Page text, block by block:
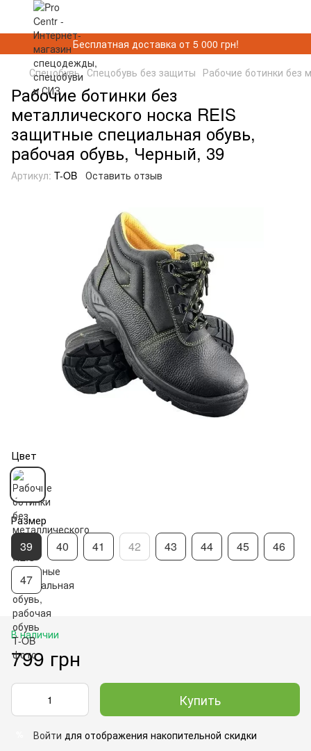
Бесплатная доставка от 5 000 грн!
Спецобувь Спецобувь без защиты Рабочие ботинки без
Рабочие ботинки без
металлического носка REIS
защитные специальная обувь,
рабочая обувь, Черный, 39
Артикул: T-OB Оставить отзыв
Цвет
Размер
39 40 41 42 43 44 45 46
47
В наличии
799 грн
Купить
Войти для отображения накопительной скидки